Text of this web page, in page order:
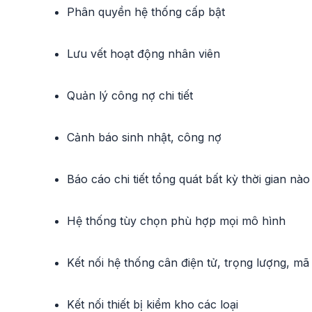
Phân quyền hệ thống cấp bật
Lưu vết hoạt động nhân viên
Quản lý công nợ chi tiết
Cảnh báo sinh nhật, công nợ
Báo cáo chi tiết tổng quát bất kỳ thời gian nào
Hệ thống tùy chọn phù hợp mọi mô hình
Kết nối hệ thống cân điện tử, trọng lượng,
Kết nối thiết bị kiểm kho các loại